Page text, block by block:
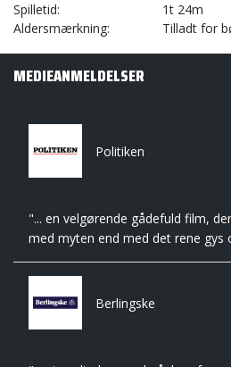
Spilletid
1t 24m
Aldersmærkning
Tilladt for
MEDIEANMELDELSER
Politiken
"... en velgørende gådefuld film,
med myten end med det rene gys
Berlingske